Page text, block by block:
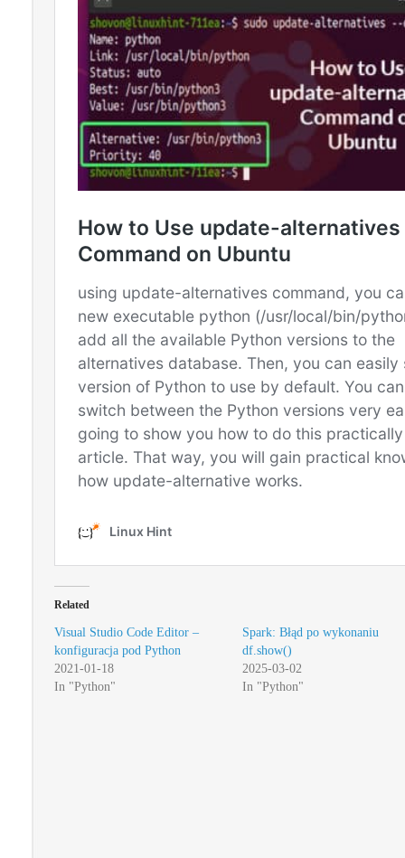
Related
Visual Studio Code Editor –
konfiguracja pod Python
2021-01-18
In "Python"
Spark: Błąd po wykonaniu
df.show()
2025-03-02
In "Python"